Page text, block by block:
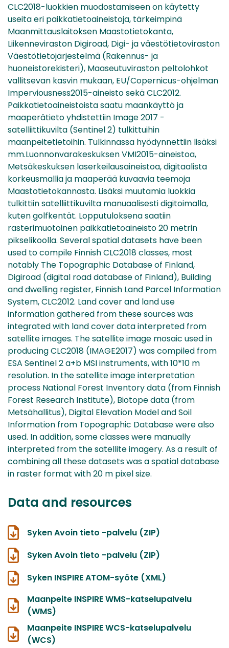
CLC2018-luokkien muodostamiseen on käytetty
useita eri paikkatietoaineistoja, tärkeimpinä
Maanmittauslaitoksen Maastotietokanta,
Liikenneviraston Digiroad, Digi- ja väestötietoviraston
Väestötietojärjestelmä (Rakennus- ja
huoneistorekisteri), Maaseutuviraston peltolohkot
vallitsevan kasvin mukaan, EU/Copernicus-ohjelman
Imperviousness2015-aineisto sekä CLC2012.
Paikkatietoaineistoista saatu maankäyttö ja
maaperätieto yhdistettiin Image 2017 -
satelliittikuvilta (Sentinel 2) tulkittuihin
maanpeitetietoihin. Tulkinnassa hyödynnettiin lisäksi
mm.Luonnonvarakeskuksen VMI2015-aineistoa,
Metsäkeskuksen laserkeilausaineistoa, digitaalista
korkeusmallia ja maaperää kuvaavia teemoja
Maastotietokannasta. Lisäksi muutamia luokkia
tulkittiin satelliittikuvilta manuaalisesti digitoimalla,
kuten golfkentät. Lopputuloksena saatiin
rasterimuotoinen paikkatietoaineisto 20 metrin
pikselikoolla. Several spatial datasets have been
used to compile Finnish CLC2018 classes, most
notably The Topographic Database of Finland,
Digiroad (digital road database of Finland), Building
and dwelling register, Finnish Land Parcel Information
System, CLC2012. Land cover and land use
information gathered from these sources was
integrated with land cover data interpreted from
satellite images. The satellite image mosaic used in
producing CLC2018 (IMAGE2017) was compiled from
ESA Sentinel 2 a+b MSI instruments, with 10*10 m
resolution. In the satellite image interpretation
process National Forest Inventory data (from Finnish
Forest Research Institute), Biotope data (from
Metsähallitus), Digital Elevation Model and Soil
Information from Topographic Database were also
used. In addition, some classes were manually
interpreted from the satellite imagery. As a result of
combining all these datasets was a spatial database
in raster format with 20 m pixel size.
Data and resources
Syken Avoin tieto -palvelu (ZIP)
Syken Avoin tieto -palvelu (ZIP)
Syken INSPIRE ATOM-syöte (XML)
Maanpeite INSPIRE WMS-katselupalvelu
(WMS)
Maanpeite INSPIRE WCS-katselupalvelu
(WCS)